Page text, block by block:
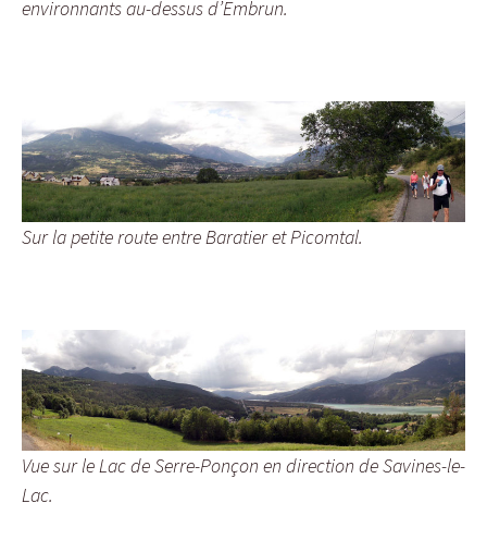
environnants au-dessus d’Embrun.
Sur la petite route entre Baratier et Picomtal.
Vue sur le Lac de Serre-Ponçon en direction de Savines-le-
Lac.